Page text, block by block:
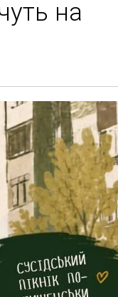
на